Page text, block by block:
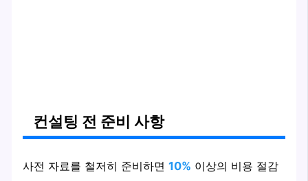
컨설팅 전 준비 사항
사전 자료를 철저히 준비하면10% 이상의 비용 절감